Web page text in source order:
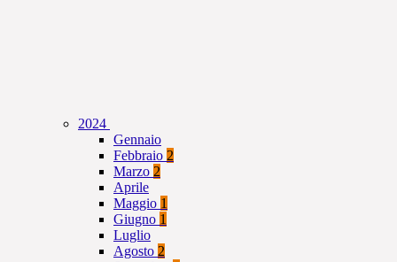
2024
Gennaio
Febbraio 2
Marzo 2
Aprile
Maggio 1
Giugno 1
Luglio
Agosto 2